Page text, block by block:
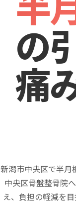
の
痛
新潟市中央区で半月
中央区骨盤整骨院
え、負担の軽減を